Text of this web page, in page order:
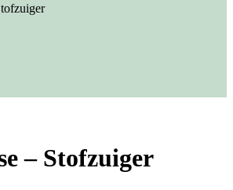
– Stofzuiger